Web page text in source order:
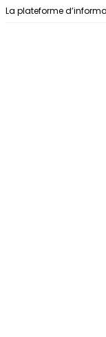
Aller au contenu
La plateforme